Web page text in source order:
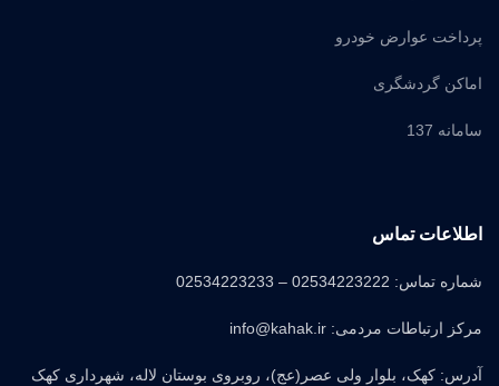
پرداخت عوارض خودرو
اماکن گردشگری
سامانه 137
اطلاعات تماس
شماره تماس: 02534223222 – 02534223233
مرکز ارتباطات مردمی: info@kahak.ir
آدرس: کهک، بلوار ولی عصر(عج)، روبروی بوستان لاله، شهرداری کهک